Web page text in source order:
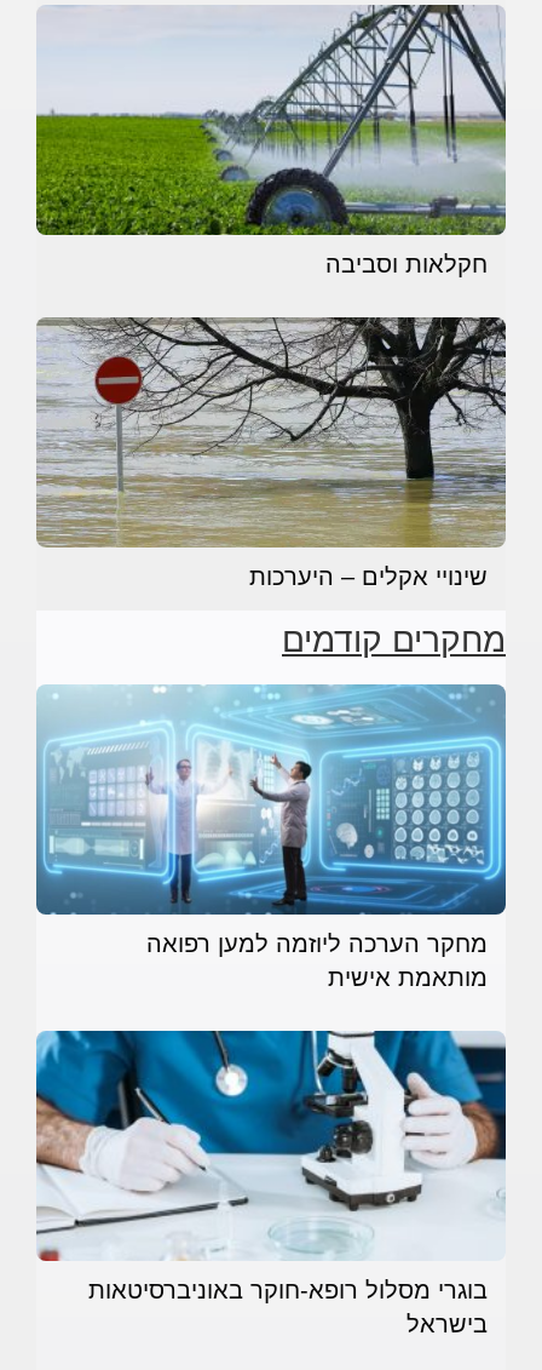
חקלאות וסביבה
שינויי אקלים – היערכות
מחקרים קודמים
מחקר הערכה ליוזמה למען רפואה
מותאמת אישית
בוגרי מסלול רופא-חוקר באוניברסיטאות
בישראל